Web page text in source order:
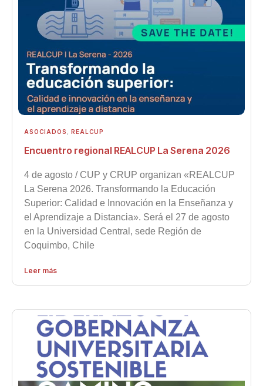
ASOCIADOS REALCUP
Encuentro regional REALCUP La Serena 2026
4 de agosto / CUP y CRUP organizan «REALCUP
La Serena 2026. Transformando la Educación
Superior: Calidad e Innovación en la Enseñanza y
el Aprendizaje a Distancia». Será el 27 de agosto
en la Universidad Central, sede Región de
Coquimbo, Chile
Leer más